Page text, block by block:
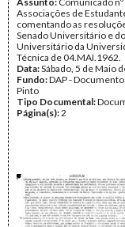
Associações de
comentando as
Senado Universitário e
Universitário da
Técnica de 04.MAI.1962.
Data:Sábado, 5 de Maio
Fundo:DAP -
Pinto
Tipo Documental:
Página(s):2